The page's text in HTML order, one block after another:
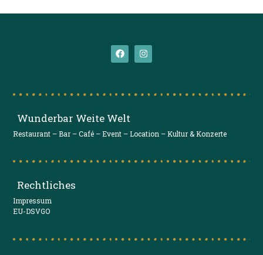
Wunderbar Weite Welt
Restaurant – Bar – Café – Event – Location – Kultur & Konzerte
Rechtliches
Impressum
EU-DSVGO